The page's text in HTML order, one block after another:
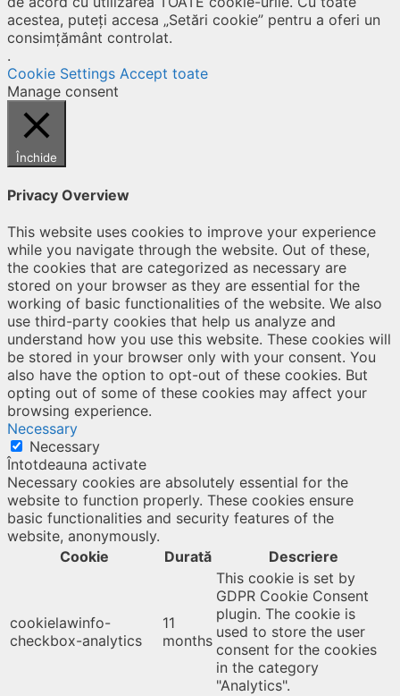
acestea, puteți accesa „Setări cookie” pentru a oferi un
consimțământ controlat.
.
Cookie Settings Accept toate
Manage consent
Închide
Privacy Overview
This website uses cookies to improve your experience
while you navigate through the website. Out of these,
the cookies that are categorized as necessary are
stored on your browser as they are essential for the
working of basic functionalities of the website. We also
use third-party cookies that help us analyze and
understand how you use this website. These cookies will
be stored in your browser only with your consent. You
also have the option to opt-out of these cookies. But
opting out of some of these cookies may affect your
browsing experience.
Necessary
Necessary
Întotdeauna activate
Necessary cookies are absolutely essential for the
website to function properly. These cookies ensure
basic functionalities and security features of the
website, anonymously.
Cookie
Durată Descriere
cookielawinfo-
checkbox-analytics
11
months
This cookie is set by
GDPR Cookie Consent
plugin. The cookie is
used to store the user
consent for the cookies
in the category
"Analytics".